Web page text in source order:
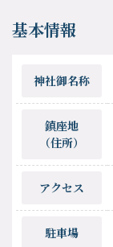
基本情報
神社御名称
鎮座地
（住所）
アクセス
駐車場